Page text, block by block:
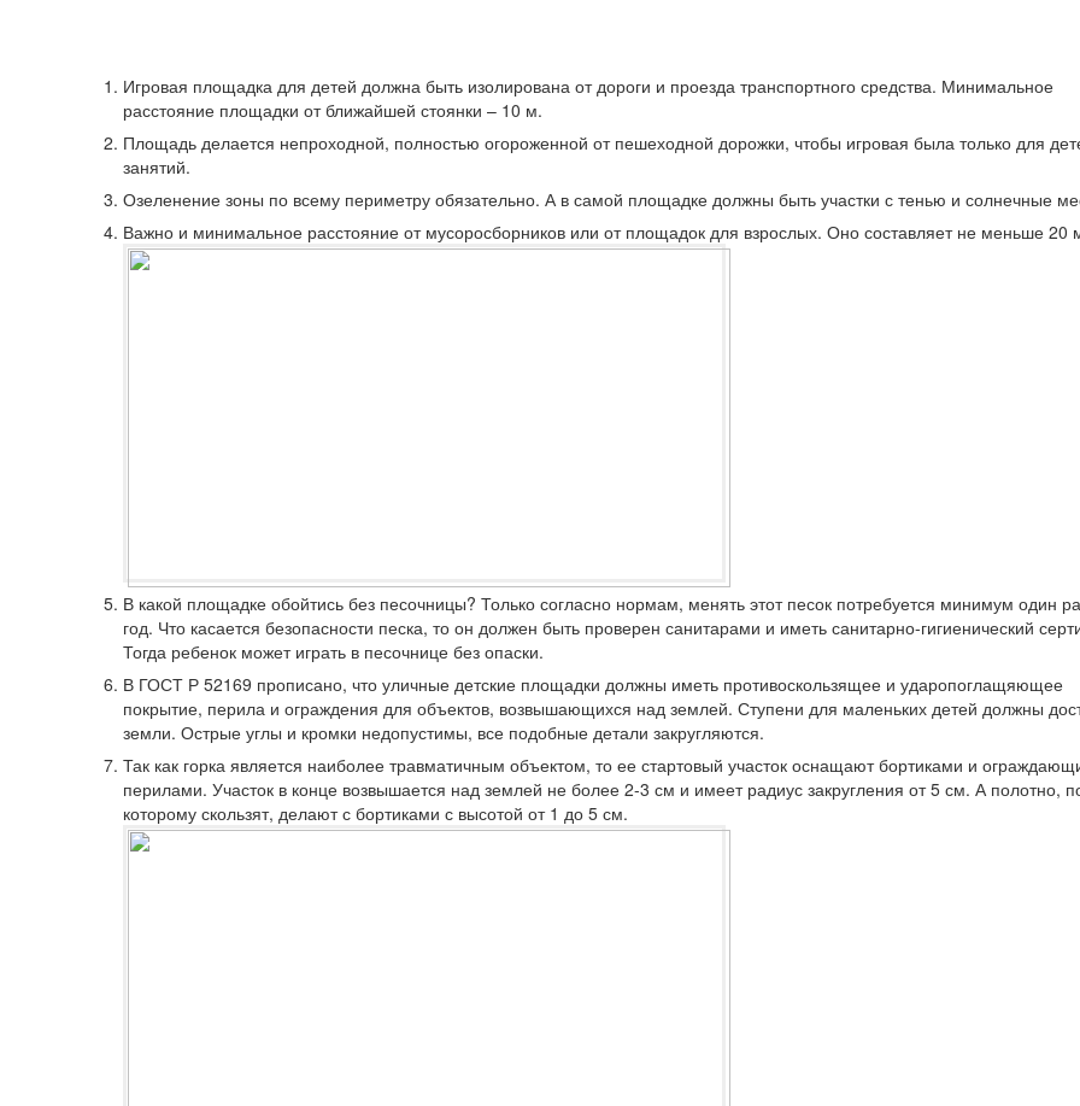
Игровая площадка для детей должна быть изолирована от дороги и проезда транспортного средства. Минимальное
расстояние площадки от ближайшей стоянки – 10 м.
Площадь делается непроходной, полностью огороженной от пешеходной дорожки, чтобы игровая была только для
занятий.
Озеленение зоны по всему периметру обязательно. А в самой площадке должны быть участки с тенью и солнечные
Важно и минимальное расстояние от мусоросборников или от площадок для взрослых. Оно составляет не меньше 20
В какой площадке обойтись без песочницы? Только согласно нормам, менять этот песок потребуется минимум один
год. Что касается безопасности песка, то он должен быть проверен санитарами и иметь санитарно-гигиенический
Тогда ребенок может играть в песочнице без опаски.
В ГОСТ Р 52169 прописано, что уличные детские площадки должны иметь противоскользящее и ударопоглащяющее
покрытие, перила и ограждения для объектов, возвышающихся над землей. Ступени для маленьких детей должны
земли. Острые углы и кромки недопустимы, все подобные детали закругляются.
Так как горка является наиболее травматичным объектом, то ее стартовый участок оснащают бортиками и
перилами. Участок в конце возвышается над землей не более 2-3 см и имеет радиус закругления от 5 см. А полотно,
которому скользят, делают с бортиками с высотой от 1 до 5 см.